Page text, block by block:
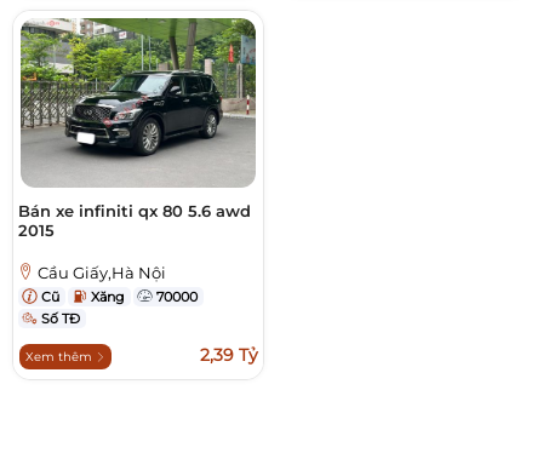
Bán xe infiniti qx 80 5.6 awd
2015
Cầu Giấy,Hà Nội
Cũ Xăng
70000
Số TĐ
Xem thêm 2,39 Tỷ